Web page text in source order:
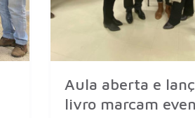
Aula aberta e
livro marcam